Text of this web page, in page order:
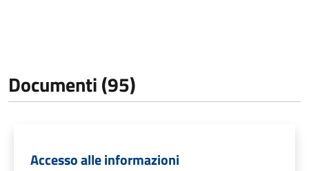
Documenti (95)
Accesso alle informazioni